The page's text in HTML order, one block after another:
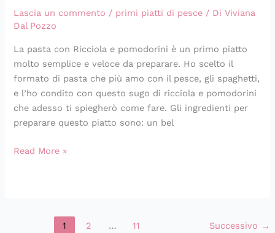
Lascia un commento / primi piatti di pesce / DiViviana
Dal Pozzo
La pasta con Ricciola e pomodorini è un primo piatto
molto semplice e veloce da preparare. Ho scelto il
formato di pasta che più amo con il pesce, gli spaghetti,
e l’ho condito con questo sugo di ricciola e pomodorini
che adesso ti spiegherò come fare. Gli ingredienti per
preparare questo piatto sono: un bel
Read More »
1 2 … 11 Successivo →